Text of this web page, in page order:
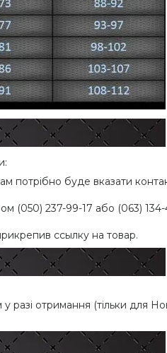
потрібно буде вказати
237-99-17 або (063)
ссылку на товар.
разі отримання (тільки для